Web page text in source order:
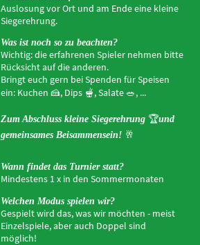
Auslosung vor Ort und am Ende eine kleine
Siegerehrung.
Was ist noch so zu beachten?
Wichtig: die erfahrenen Spieler nehmen bitte
Rücksicht auf die anderen.
Bringt euch gern bei Spenden für Speisen
ein: Kuchen 🍰, Dips 🫕, Salate🥗,...
Zum Abschluss kleine Siegerehrung 🏆und
gemeinsames Beisammensein! 🥂
Wann findet das Turnier statt?
Mindestens 1 x in den Sommermonaten
Welchen Modus spielen wir?
Gespielt wird das, was wir möchten - meist
Einzelspiele, aber auch Doppel sind
möglich!